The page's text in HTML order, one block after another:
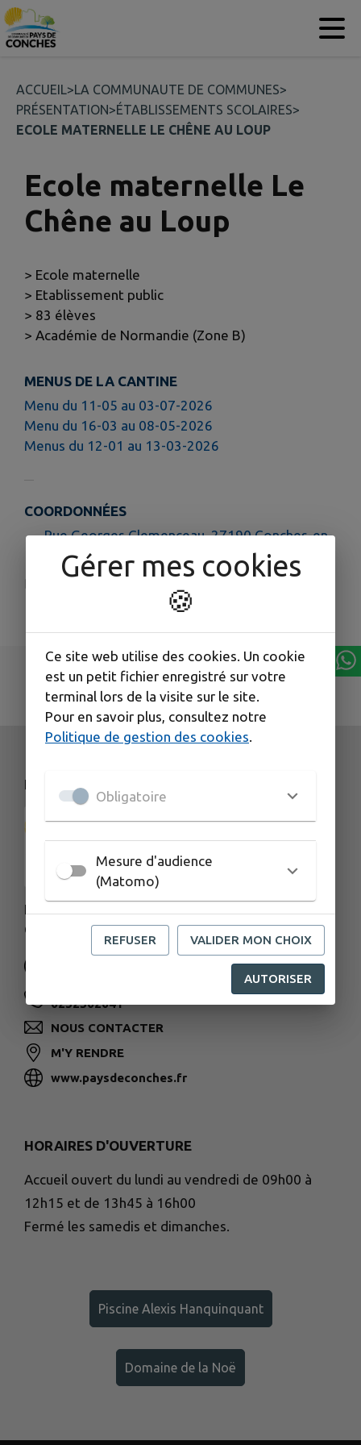
Contenu
ACCUEIL>LA COMMUNAUTE DE COMMUNES>
PRÉSENTATION>ÉTABLISSEMENTS SCOLAIRES>
ECOLE MATERNELLE LE CHÊNE AU LOUP
Ecole maternelle Le
Chêne au Loup
> Ecole maternelle
> Etablissement public
> 83 élèves
> Académie de Normandie (Zone B)
MENUS DE LA CANTINE
Menu du 11-05 au 03-07-2026
Menu du 16-03 au 08-05-2026
Menus du 12-01 au 13-03-2026
COORDONNÉES
Rue Georges Clemenceau, 27190 Conches-en-
Ouche
NOS COORDONNÉES
Impasse de l'Hotel de Ville 27190 Conches-en-
Ouche
0232302041
NOUS CONTACTER
M'Y RENDRE
www.paysdeconches.fr
HORAIRES D'OUVERTURE
Accueil ouvert du lundi au vendredi de 09h00 à
12h15 et de 13h45 à 16h00
Fermé les samedis et dimanches.
Piscine Alexis Hanquinquant
Domaine de la Noë
Gérer mes cookies
🍪
Ce site web utilise des cookies. Un cookie
est un petit fichier enregistré sur votre
terminal lors de la visite sur le site.
Pour en savoir plus, consultez notre
Politique de gestion des cookies.
Obligatoire
Mesure d'audience
(Matomo)
REFUSER VALIDER MON CHOIX
AUTORISER